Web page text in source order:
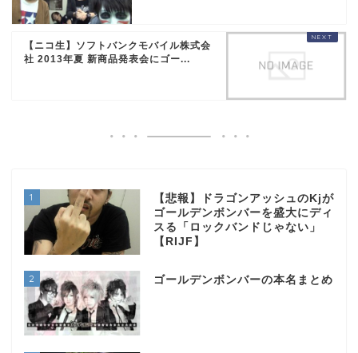
【ニコ生】ソフトバンクモバイル株式会
社 2013年夏 新商品発表会にゴー...
1
【悲報】ドラゴンアッシュのKjが
ゴールデンボンバーを盛大にディ
スる「ロックバンドじゃない」
【RIJF】
2 ゴールデンボンバーの本名まとめ